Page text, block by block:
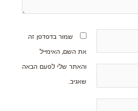
שמור בדפדפן זה
את השם, האימייל
והאתר שלי לפעם הבאה
שאגיב.